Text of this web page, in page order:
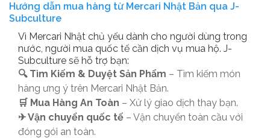
Hướng dẫn mua hàng từ Mercari Nhật Bản qua J-
Subculture
Vì Mercari Nhật chủ yếu dành cho người dùng trong
nước, người mua quốc tế cần dịch vụ mua hộ. J-
Subculture sẽ hỗ trợ bạn:
🔍 Tìm Kiếm & Duyệt Sản Phẩm – Tìm kiếm món
hàng ưng ý trên Mercari Nhật Bản.
🛒 Mua Hàng An Toàn – Xử lý giao dịch thay bạn.
✈ Vận chuyển quốc tế – Vận chuyển toàn cầu với
đóng gói an toàn.